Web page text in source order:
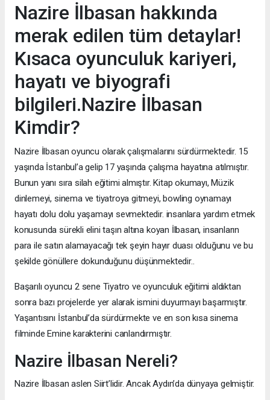
Nazire İlbasan hakkında
merak edilen tüm detaylar!
Kısaca oyunculuk kariyeri,
hayatı ve biyografi
bilgileri.Nazire İlbasan
Kimdir?
Nazire İlbasan oyuncu olarak çalışmalarını sürdürmektedir. 15
yaşında İstanbul’a gelip 17 yaşında çalışma hayatına atılmıştır.
Bunun yanı sıra silah eğitimi almıştır. Kitap okumayı, Müzik
dinlemeyi, sinema ve tiyatroya gitmeyi, bowling oynamayı
hayatı dolu dolu yaşamayı sevmektedir. insanlara yardım etmek
konusunda sürekli elini taşın altına koyan İlbasan, insanların
para ile satın alamayacağı tek şeyin hayır duası olduğunu ve bu
şekilde gönüllere dokunduğunu düşünmektedir..
Başarılı oyuncu 2 sene Tiyatro ve oyunculuk eğitimi aldıktan
sonra bazı projelerde yer alarak ismini duyurmayı başarmıştır.
Yaşantısını İstanbul’da sürdürmekte ve en son kısa sinema
filminde Emine karakterini canlandırmıştır.
Nazire İlbasan Nereli?
Nazire İlbasan aslen Siirt’lidir. Ancak Aydın’da dünyaya gelmiştir.